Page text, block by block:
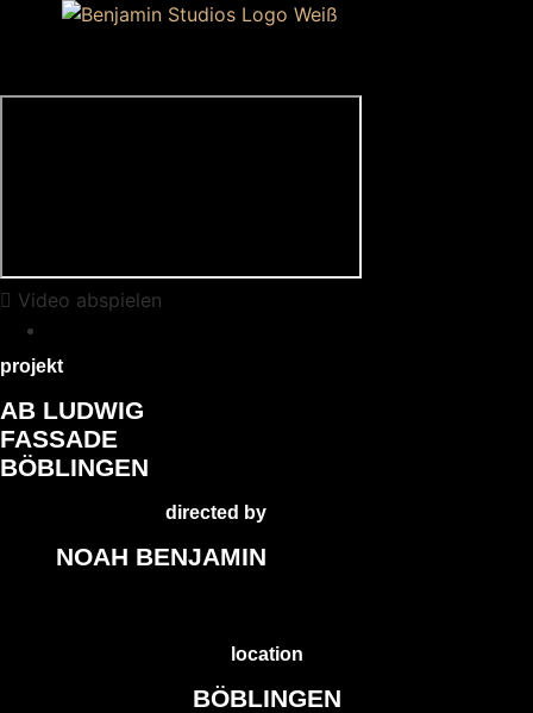
Video abspielen
projekt
AB LUDWIG
FASSADE
BÖBLINGEN
directed by
NOAH BENJAMIN
location
BÖBLINGEN